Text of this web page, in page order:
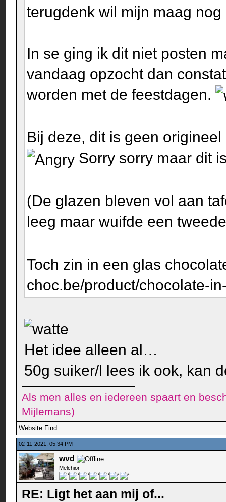
terugdenk wil mijn maag
In se ging ik dit niet posten
vandaag opzocht dan
worden met de feestdagen.
Bij deze, dit is geen
Sorry sorry maar dit
(De glazen bleven vol aan
leeg maar wuifde een
Toch zin in een glas
choc.be/product/chocolate-
Het idee alleen al…
50g suiker/l lees ik ook, kan
Als men alles en iedereen spaart en
Mijlemans)
Website Find
02-11-2021, 05:34 PM
wvd
Melchior
RE: Ligt het aan mij of...